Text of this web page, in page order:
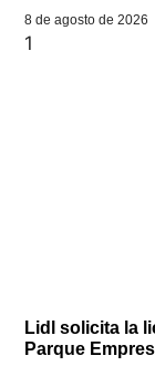
8 de agosto de 2026
Lidl solicita la
Parque